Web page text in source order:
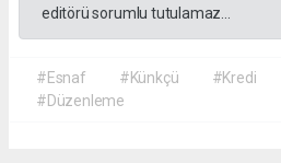
editörü sorumlu tutulamaz...
#Esnaf #Künkçü #Kredi
#Düzenleme